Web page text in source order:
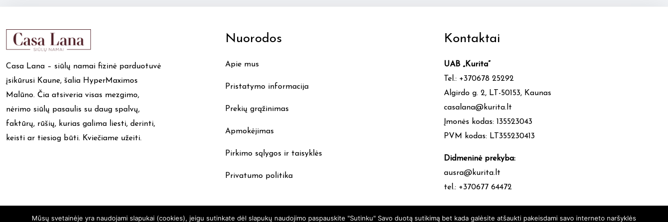
may
product
Casa Lana – siūlų namai fizinė parduotuvė
įsikūrusi Kaune, šalia HyperMaximos
Malūno. Čia atsiveria visas mezgimo,
nėrimo siūlų pasaulis su daug spalvų,
faktūrų, rūšių, kurias galima liesti, derinti,
keisti ar tiesiog būti. Kviečiame užeiti.
Nuorodos
Apie mus
Pristatymo informacija
Prekių grąžinimas
Apmokėjimas
Pirkimo sąlygos ir taisyklės
Privatumo politika
Kontaktai
UAB „Kurita”
Tel.: +370678 25292
Algirdo g. 2, LT-50153, Kaunas
casalana@kurita.lt
Įmonės kodas: 135523043
PVM kodas: LT355230413
Didmeninė prekyba:
ausra@kurita.lt
tel.: +370677 64472
Mūsų svetainėje yra naudojami slapukai (cookies), jeigu sutinkate dėl slapukų naudojimo paspauskite "Sutinku" Savo duotą sutikimą bet kada galėsite atšaukti pakeisdami savo interneto naršyklės